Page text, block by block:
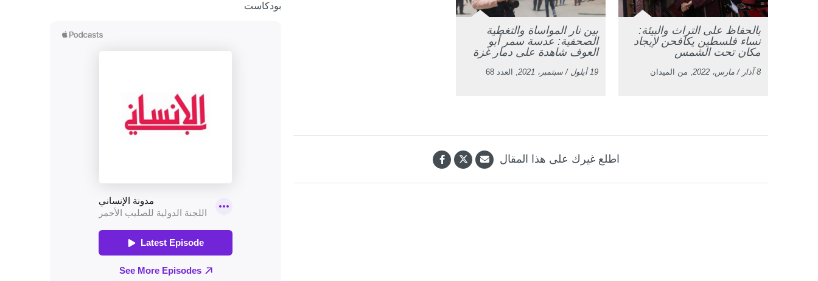
بالحفاظ على التراث والبيئة:
نساء فلسطين يكافحن لإيجاد
مكان تحت الشمس
8 آذار / مارس، 2022 , من الميدان
بين نار المواساة والتغطية
الصحفية: عدسة سمر أبو
العوف شاهدة على دمار غزة
19 أيلول / سبتمبر، 2021 , العدد 68
اطلع غيرك على هذا المقال
بودكاست